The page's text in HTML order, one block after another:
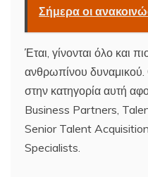
Σήμερα οι
Έται, γίνονται όλο και
ανθρωπίνου δυναμικού.
στην κατηγορία αυτή
Business Partners,
Senior Talent
Specialists.